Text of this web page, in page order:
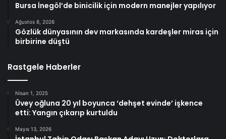
Bursa İnegöl’de binicilik için modern manejler yapılıyor
Ağustos 8, 2026
Gözlük dünyasının dev markasında kardeşler miras için
birbirine düştü
Rastgele Haberler
Nisan 1, 2025
Üvey oğluna 20 yıl boyunca ‘dehşet evinde’ işkence
etti: Yangın çıkarıp kurtuldu
Mayıs 13, 2026